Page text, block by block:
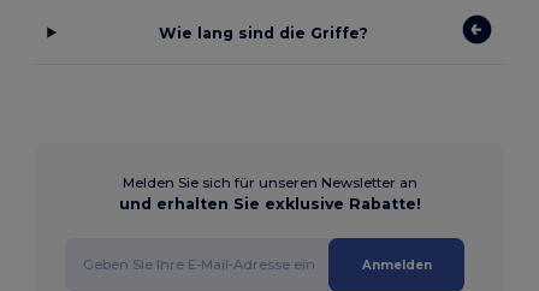
Wie lang sind die Griffe?
Melden Sie sich für unseren Newsletter an
und erhalten Sie exklusive Rabatte!
Anmelden